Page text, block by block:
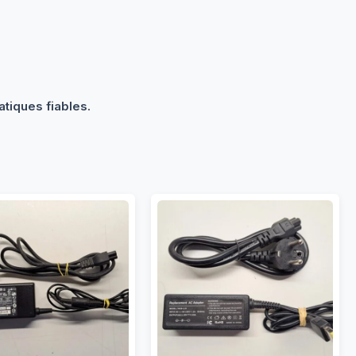
fiables.